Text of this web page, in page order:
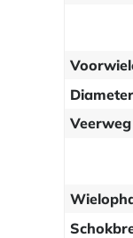
Diameter
Veerweg